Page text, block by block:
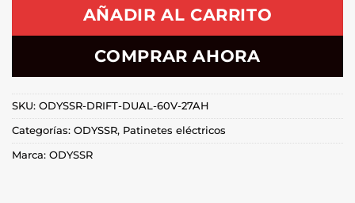
AÑADIR AL CARRITO
COMPRAR AHORA
SKU: ODYSSR-DRIFT-DUAL-60V-27AH
Categorías: ODYSSR, Patinetes eléctricos
Marca: ODYSSR